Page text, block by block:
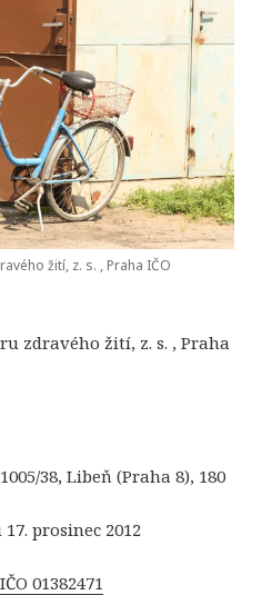
žití, z. s. , Praha IČO
zdravého žití, z. s. , Praha
38, Libeň (Praha 8), 180
prosinec 2012
01382471